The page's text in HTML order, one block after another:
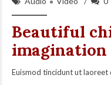
Beautiful
imagination
Euismod tincidunt ut